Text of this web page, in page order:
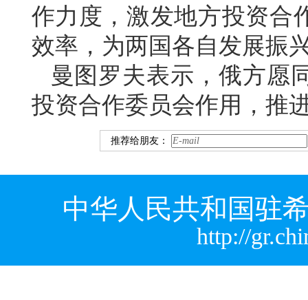
作力度，激发地方投资合
效率，为两国各自发展振
曼图罗夫表示，俄方愿
投资合作委员会作用，推
推荐给朋友：
中华人民共和国驻
http://